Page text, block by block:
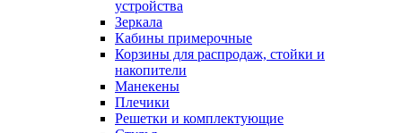
устройства
Зеркала
Кабины примерочные
Корзины для распродаж, стойки и
накопители
Манекены
Плечики
Решетки и комплектующие